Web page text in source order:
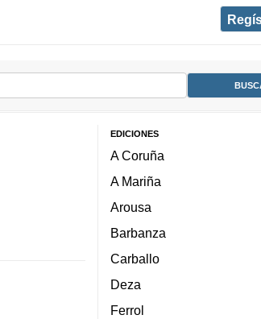
EDICIONES
A Coruña
A Mariña
Arousa
Barbanza
Carballo
Deza
Ferrol